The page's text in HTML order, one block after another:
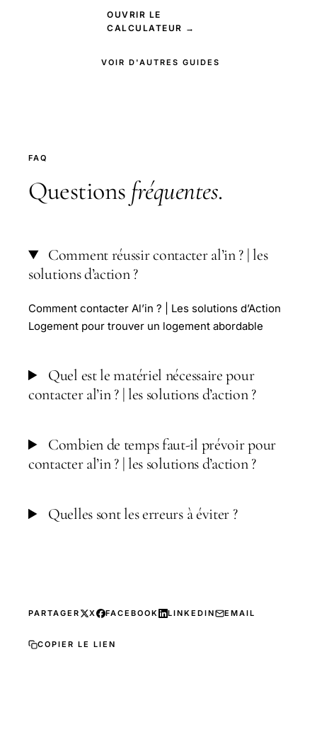
OUVRIR LE
CALCULATEUR →
VOIR D'AUTRES GUIDES
FAQ
Questions fréquentes.
Comment réussir contacter al’in ? | les
solutions d’action ?
Comment contacter Al’in ? | Les solutions d’Action
Logement pour trouver un logement abordable
Quel est le matériel nécessaire pour
contacter al’in ? | les solutions d’action ?
Combien de temps faut-il prévoir pour
contacter al’in ? | les solutions d’action ?
Quelles sont les erreurs à éviter ?
PARTAGER X FACEBOOK LINKEDIN EMAIL
COPIER LE LIEN